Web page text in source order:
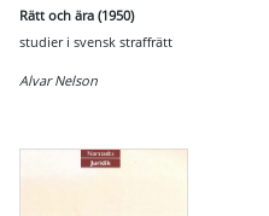
Rätt och ära (1950)
studier i svensk straffrätt
Alvar Nelson